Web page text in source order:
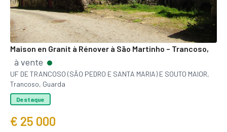
Maison en Granit à Rénover à São Martinho – Trancoso,
à vente
UF DE TRANCOSO (SÃO PEDRO E SANTA MARIA) E SOUTO MAIOR,
Trancoso, Guarda
Destaque
€ 25 000